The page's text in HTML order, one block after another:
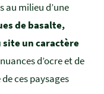
au milieu d’une
de basalte,
un caractère
d’ocre et de
ces paysages